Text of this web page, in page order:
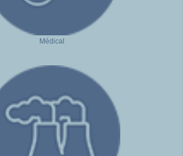
Médical